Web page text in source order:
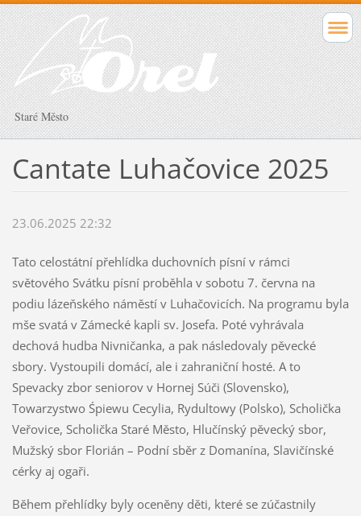
Staré Město
Cantate Luhačovice 2025
23.06.2025 22:32
Tato celostátní přehlídka duchovních písní v rámci
světového Svátku písní proběhla v sobotu 7. června na
podiu lázeňského náměstí v Luhačovicích. Na programu byla
mše svatá v Zámecké kapli sv. Josefa. Poté vyhrávala
dechová hudba Nivničanka, a pak následovaly pěvecké
sbory. Vystoupili domácí, ale i zahraniční hosté. A to
Spevacky zbor seniorov v Hornej Súči (Slovensko),
Towarzystwo Śpiewu Cecylia, Rydultowy (Polsko), Scholička
Veřovice, Scholička Staré Město, Hlučínský pěvecký sbor,
Mužský sbor Florián – Podní sběr z Domanína, Slavičínské
cérky aj ogaři.
Během přehlídky byly oceněny děti, které se zúčastnily